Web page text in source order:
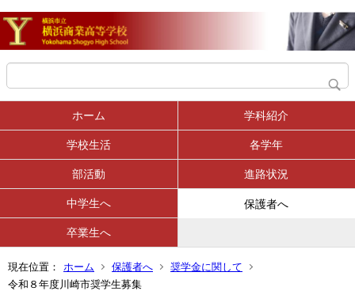
ホーム 学科紹介
学校生活 各学年
部活動 進路状況
中学生へ 保護者へ
卒業生へ
現在位置： ホーム 保護者へ
奨学金に関して
令和８年度川崎市奨学生募集